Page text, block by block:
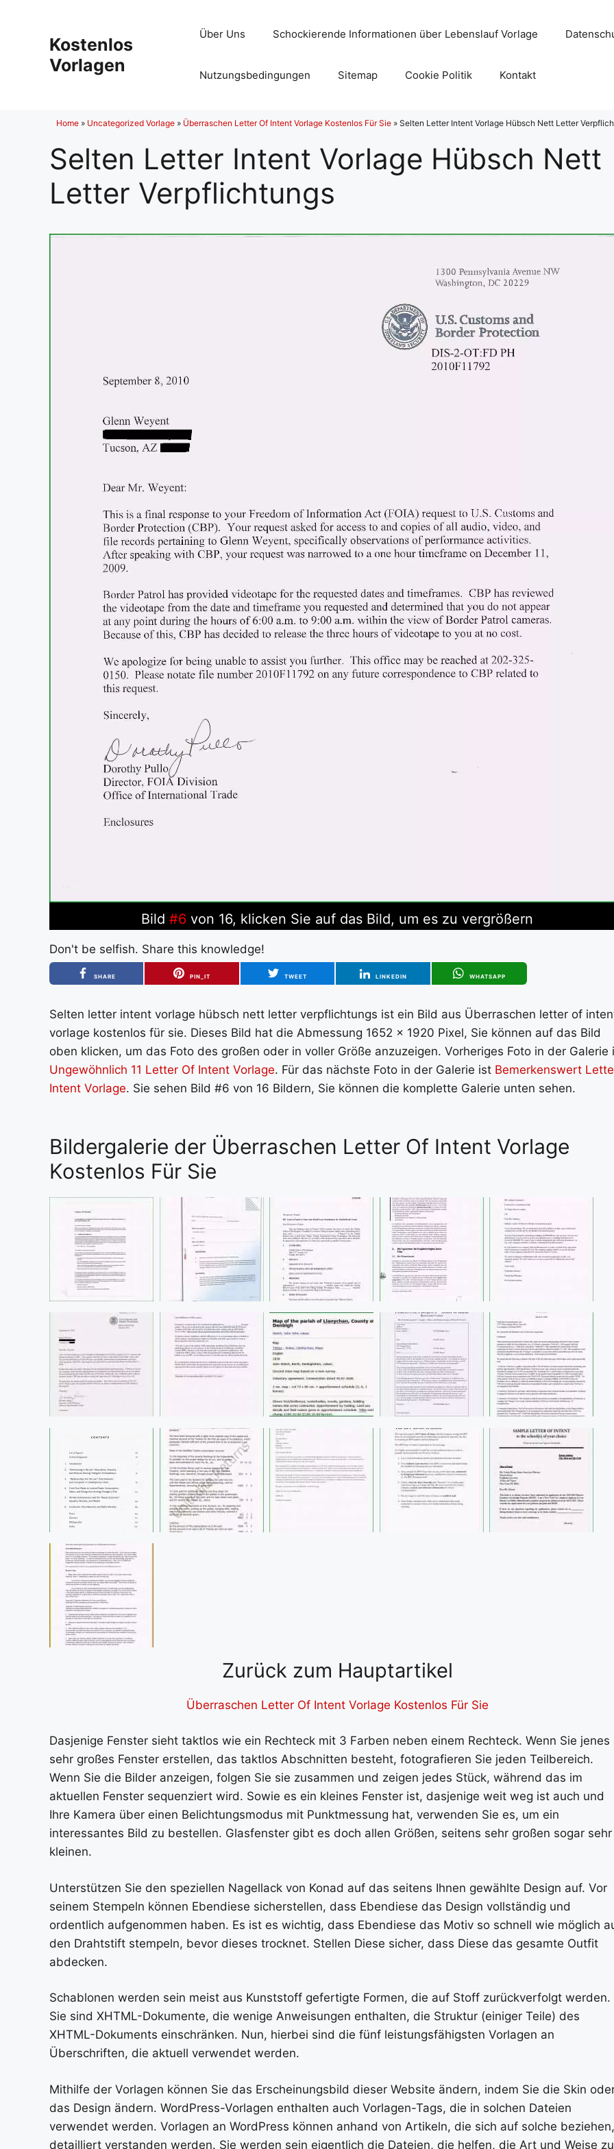
Kostenlos
Vorlagen
Über Uns Schockierende Informationen über Lebenslauf Vorlage
Nutzungsbedingungen Sitemap Cookie Politik Kontakt
Home » Uncategorized Vorlage » Überraschen Letter Of Intent Vorlage Kostenlos Für Sie » Selten Letter Intent Vorlage Hübsch Nett Letter
Selten Letter Intent Vorlage Hübsch Nett
Letter Verpflichtungs
Bild #6 von 16, klicken Sie auf das Bild, um es zu vergrößern
Don't be selfish. Share this knowledge!
SHARE PIN_IT TWEET LINKEDIN WHATSAPP
Selten letter intent vorlage hübsch nett letter verpflichtungs ist ein Bild aus Überraschen letter of
vorlage kostenlos für sie. Dieses Bild hat die Abmessung 1652 x 1920 Pixel, Sie können auf das Bild
oben klicken, um das Foto des großen oder in voller Größe anzuzeigen. Vorheriges Foto in der Galerie
Ungewöhnlich 11 Letter Of Intent Vorlage. Für das nächste Foto in der Galerie ist Bemerkenswert
Intent Vorlage. Sie sehen Bild #6 von 16 Bildern, Sie können die komplette Galerie unten sehen.
Bildergalerie der Überraschen Letter Of Intent Vorlage
Kostenlos Für Sie
Zurück zum Hauptartikel
Überraschen Letter Of Intent Vorlage Kostenlos Für Sie
Dasjenige Fenster sieht taktlos wie ein Rechteck mit 3 Farben neben einem Rechteck. Wenn Sie jenes
sehr großes Fenster erstellen, das taktlos Abschnitten besteht, fotografieren Sie jeden Teilbereich.
Wenn Sie die Bilder anzeigen, folgen Sie sie zusammen und zeigen jedes Stück, während das im
aktuellen Fenster sequenziert wird. Sowie es ein kleines Fenster ist, dasjenige weit weg ist auch und
Ihre Kamera über einen Belichtungsmodus mit Punktmessung hat, verwenden Sie es, um ein
interessantes Bild zu bestellen. Glasfenster gibt es doch allen Größen, seitens sehr großen sogar sehr
kleinen.
Unterstützen Sie den speziellen Nagellack von Konad auf das seitens Ihnen gewählte Design auf. Vor
seinem Stempeln können Ebendiese sicherstellen, dass Ebendiese das Design vollständig und
ordentlich aufgenommen haben. Es ist es wichtig, dass Ebendiese das Motiv so schnell wie möglich
den Drahtstift stempeln, bevor dieses trocknet. Stellen Diese sicher, dass Diese das gesamte Outfit
abdecken.
Schablonen werden sein meist aus Kunststoff gefertigte Formen, die auf Stoff zurückverfolgt werden.
Sie sind XHTML-Dokumente, die wenige Anweisungen enthalten, die Struktur (einiger Teile) des
XHTML-Dokuments einschränken. Nun, hierbei sind die fünf leistungsfähigsten Vorlagen an
Überschriften, die aktuell verwendet werden.
Mithilfe der Vorlagen können Sie das Erscheinungsbild dieser Website ändern, indem Sie die Skin
das Design ändern. WordPress-Vorlagen enthalten auch Vorlagen-Tags, die in solchen Dateien
verwendet werden. Vorlagen an WordPress können anhand von Artikeln, die sich auf solche beziehen,
detailliert verstanden werden. Sie werden sein eigentlich die Dateien, die helfen, die Art und Weise zu